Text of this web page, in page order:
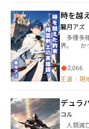
は、その
る。 ここに桃太郎伝説の第二章が、異世界を舞台に幕
を開ける
時を越
朧月アズ
多種多
界。 かつて魔王が世界中で絶望を振りまいていた暗
に平穏が訪れた。 そして５０
の封印は
に追い込
じるのだった。 クサビ・ヒモロギ
は無縁の
昔から
2,066
王道 / 現
デュラ
コル
人類滅